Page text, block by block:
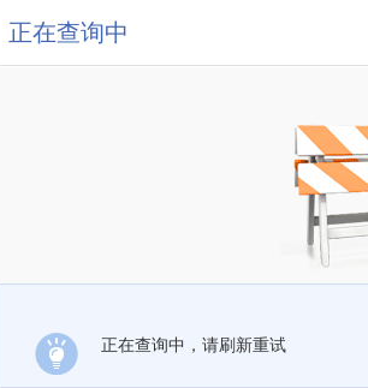
正在查询中
正在查询中，请刷新重试